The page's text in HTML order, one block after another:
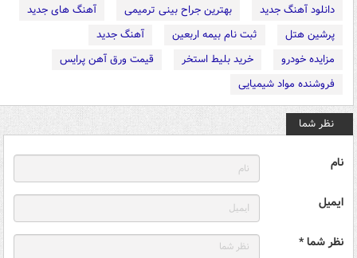
دانلود آهنگ جدید
بهترین جراح بینی ترمیمی
آهنگ های جدید
پرشین هتل
ثبت نام بیمه اربعین
آهنگ جدید
مزایده خودرو
خرید بلیط استخر
قیمت ورق آهن پرایس
فروشنده مواد شیمیایی
نظر شما
نام
ایمیل
نظر شما *